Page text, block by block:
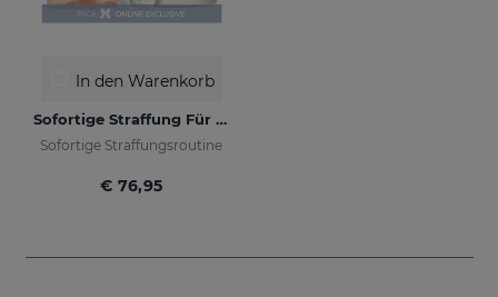
In den Warenkorb
Sofortige Straffung Für Ihre Haut PACK
Sofortige Straffungsroutine
€ 76,95